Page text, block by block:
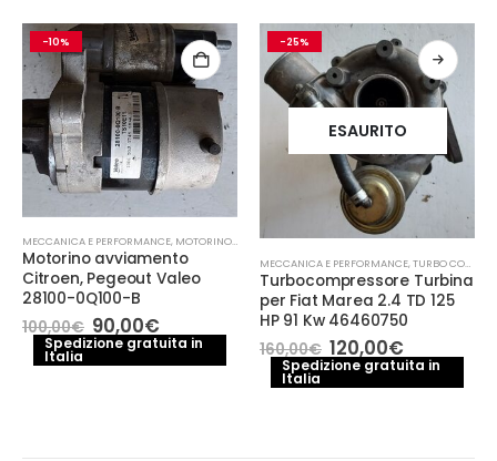
-10%
MECCANICA E PERFORMANCE, MOTORINO AVVIAMENTO
Motorino avviamento
Citroen, Pegeout Valeo
28100-0Q100-B
100,00€ Il
prezzo
originale
90,00€Il
prezzo
attuale
Spedizione gratuita in
Italia
-25%
ESAURITO
MECCANICA E PERFORMANCE,TURBO COMPRESSORE- TURBINA
Turbocompressore Turbina
per Fiat Marea 2.4 TD 125
HP 91 Kw 46460750
160,00€ Il
prezzo
originale
120,00€Il
prezzo
attuale
Spedizione gratuita in
Italia